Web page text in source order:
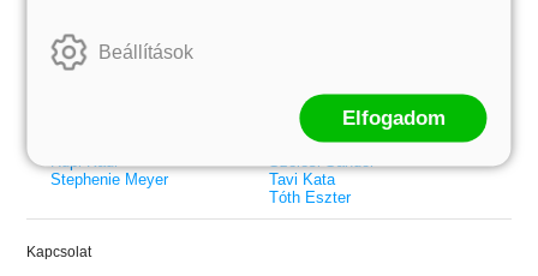
Jenny Han
Leigh Bardugo
Maggie Stiefvater
Rupi Kaur
Stephenie Meyer
Rácz-Stefán Tibor
Róbert Katalin
Spirit Bliss
Szélesi Sándor
Tavi Kata
Tóth Eszter
Kapcsolat
Beállítások
Elfogadom